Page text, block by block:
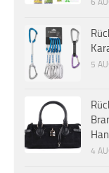
6
5
4